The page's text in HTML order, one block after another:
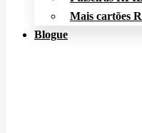
Mais cartões
Blogue